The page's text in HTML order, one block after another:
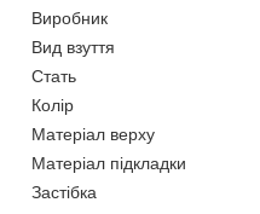
Виробник
Вид взуття
Стать
Колір
Матеріал верху
Матеріал підкладки
Застібка